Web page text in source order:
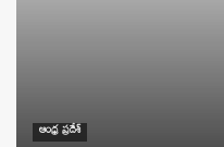
ఆంధ్ర ప్రదేశ్